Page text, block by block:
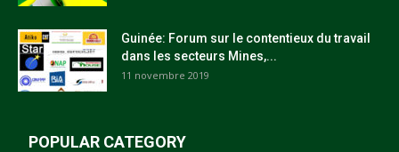
Guinée: Forum sur le contentieux du travail
dans les secteurs Mines,...
11 novembre 2019
POPULAR CATEGORY